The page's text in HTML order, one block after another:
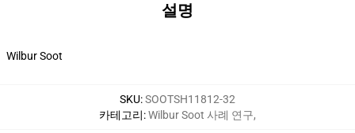
설명
Wilbur Soot
SKU:SOOTSH11812-32
카테고리:Wilbur Soot 사례 연구,